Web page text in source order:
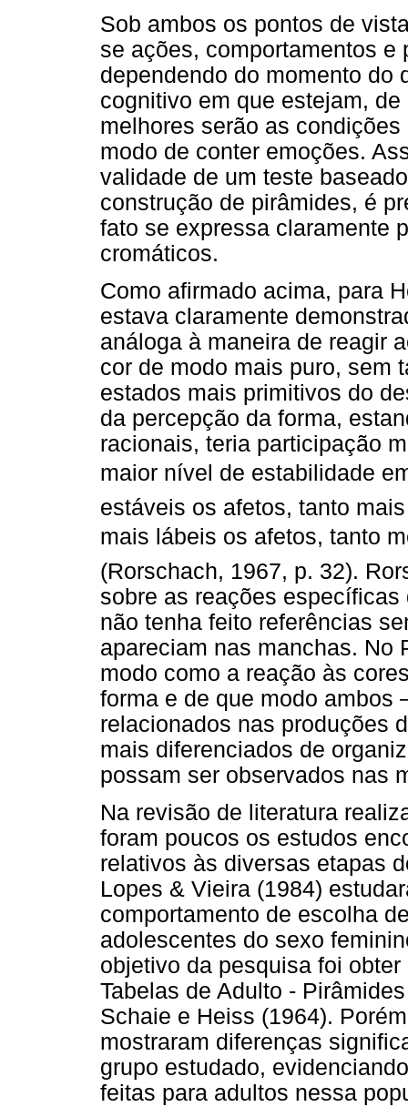
Sob ambos os pontos de
se ações, comportamentos
dependendo do momento do
cognitivo em que estejam,
melhores serão as
modo de conter emoções.
validade de um teste
construção de pirâmides, é
fato se expressa claramente
cromáticos.
Como afirmado acima, para
estava claramente
análoga à maneira de reagir
cor de modo mais puro, sem
estados mais primitivos do
da percepção da forma,
racionais, teria participação
maior nível de estabilidade
estáveis os afetos, tanto
mais lábeis os afetos, tanto
(Rorschach, 1967, p. 32).
sobre as reações
não tenha feito referências
apareciam nas manchas. No
modo como a reação às
forma e de que modo ambos
relacionados nas produções
mais diferenciados de
possam ser observados nas
Na revisão de literatura
foram poucos os estudos
relativos às diversas etapas
Lopes & Vieira (1984)
comportamento de escolha
adolescentes do sexo
objetivo da pesquisa foi
Tabelas de Adulto -
Schaie e Heiss (1964).
mostraram diferenças
grupo estudado,
feitas para adultos nessa